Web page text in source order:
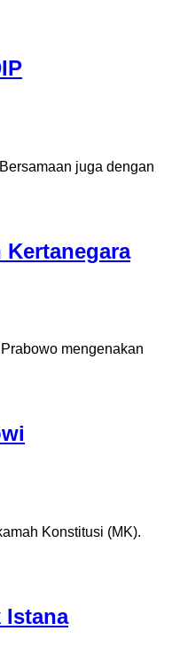
juga dengan
mengenakan
Konstitusi (MK).
Istana